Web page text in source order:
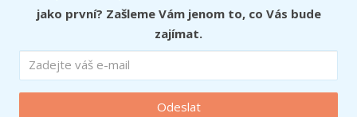
jako první? Zašleme Vám jenom to, co Vás bude
zajímat.
Odeslat